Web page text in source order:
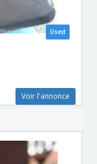
Used
Voir l'annonce